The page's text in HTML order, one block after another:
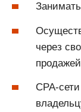
через
CPA-